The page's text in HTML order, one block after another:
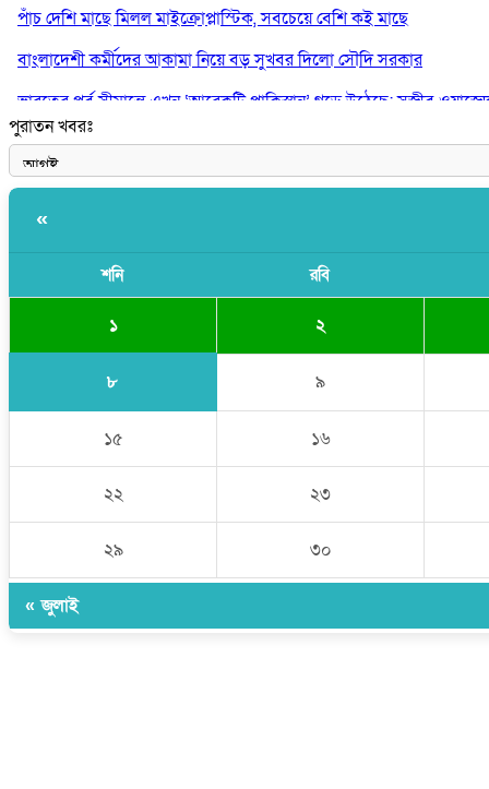
পাঁচ দেশি মাছে মিলল মাইক্রোপ্লাস্টিক, সবচেয়ে বেশি কই মাছে
বাংলাদেশী কর্মীদের আকামা নিয়ে বড় সুখবর দিলো সৌদি সরকার
ভারতের পূর্ব সীমান্তে এখন ‘আরেকটি পাকিস্তান’ গড়ে উঠেছে: সজীব
সাকিব আল হাসানের বাড়িতে আগুন, পেট্রলবোমা বিস্ফোরণ
পুরাতন খবরঃ
«
শনি রবি
১ ২
৮ ৯
১৫ ১৬
২২ ২৩
২৯ ৩০
« জুলাই